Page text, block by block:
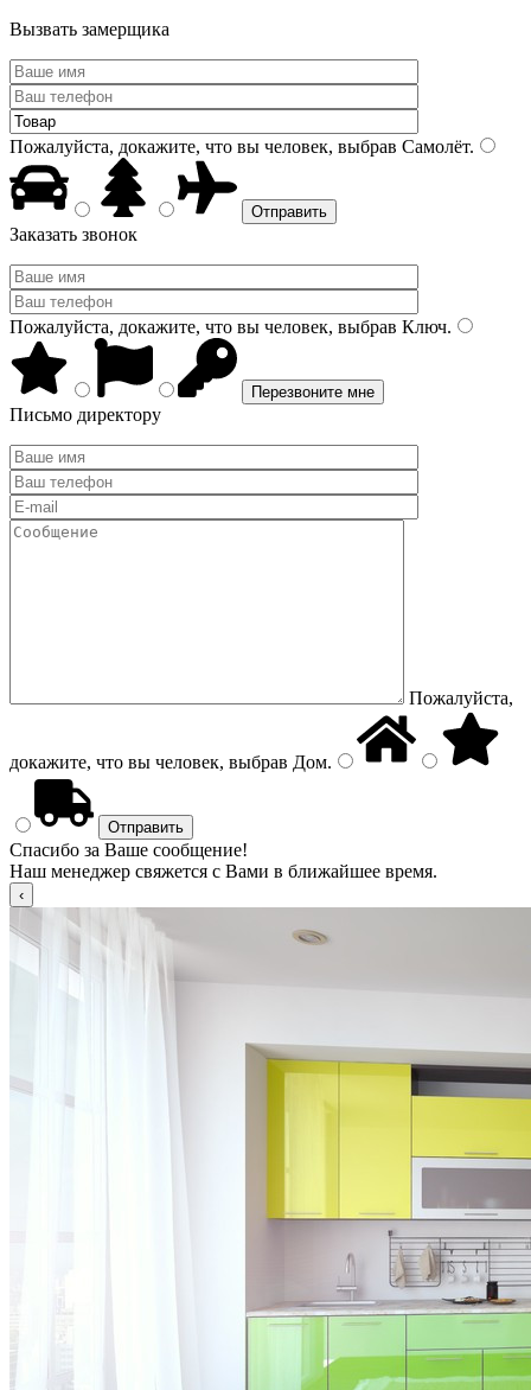
Вызвать замерщика
Пожалуйста, докажите, что вы человек, выбрав Самолёт.
Заказать звонок
Пожалуйста, докажите, что вы человек, выбрав Ключ.
Письмо директору
Пожалуйста,
докажите, что вы человек, выбрав Дом.
Спасибо за Ваше сообщение!
Наш менеджер свяжется с Вами в ближайшее время.